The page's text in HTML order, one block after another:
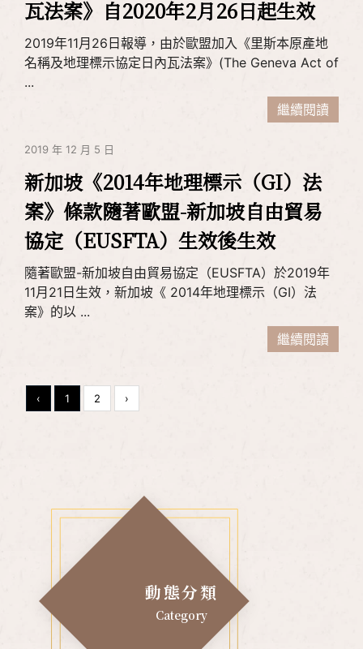
動態分類
Category
瓦法案》自2020年2月26日起生效
2019年11月26日報導，由於歐盟加入《里斯本原產地
名稱及地理標示協定日內瓦法案》(The Geneva Act of
...
繼續閱讀
2019 年 12 月 5 日
新加坡《2014年地理標示（GI）法
案》條款隨著歐盟-新加坡自由貿易
協定（EUSFTA）生效後生效
隨著歐盟-新加坡自由貿易協定（EUSFTA）於2019年
11月21日生效，新加坡《 2014年地理標示（GI）法
案》的以 ...
繼續閱讀
‹ 1 2 ›